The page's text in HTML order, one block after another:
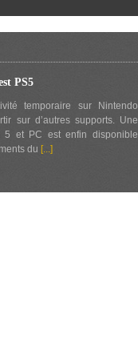
PS5
temporaire sur Nintendo
sur d’autres supports. Une
5 et PC est enfin disponible
du [...]